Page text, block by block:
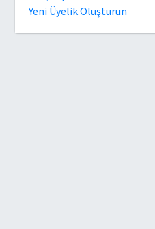
Yeni Üyelik Oluşturun